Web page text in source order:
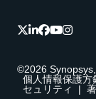
©2026
個人情報保護方
セュリティ
|